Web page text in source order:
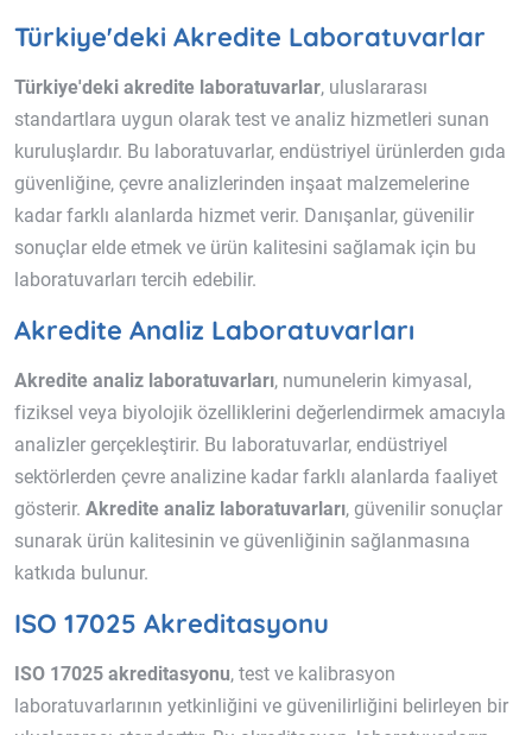
Türkiye'deki Akredite Laboratuvarlar
Türkiye'deki akredite laboratuvarlar, uluslararası
standartlara uygun olarak test ve analiz hizmetleri sunan
kuruluşlardır. Bu laboratuvarlar, endüstriyel ürünlerden gıda
güvenliğine, çevre analizlerinden inşaat malzemelerine
kadar farklı alanlarda hizmet verir. Danışanlar, güvenilir
sonuçlar elde etmek ve ürün kalitesini sağlamak için bu
laboratuvarları tercih edebilir.
Akredite Analiz Laboratuvarları
Akredite analiz laboratuvarları, numunelerin kimyasal,
fiziksel veya biyolojik özelliklerini değerlendirmek amacıyla
analizler gerçekleştirir. Bu laboratuvarlar, endüstriyel
sektörlerden çevre analizine kadar farklı alanlarda faaliyet
gösterir. Akredite analiz laboratuvarları, güvenilir sonuçlar
sunarak ürün kalitesinin ve güvenliğinin sağlanmasına
katkıda bulunur.
ISO 17025 Akreditasyonu
ISO 17025 akreditasyonu, test ve kalibrasyon
laboratuvarlarının yetkinliğini ve güvenilirliğini belirleyen bir